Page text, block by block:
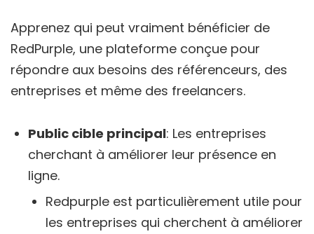
Apprenez qui peut vraiment bénéficier de
RedPurple, une plateforme conçue pour
répondre aux besoins des référenceurs, des
entreprises et même des freelancers.
Public cible principal: Les entreprises
cherchant à améliorer leur présence en
ligne.
Redpurple est particulièrement utile pour
les entreprises qui cherchent à améliorer